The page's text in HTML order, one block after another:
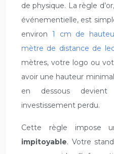
de physique. La règle
événementielle, est
environ 1 cm de
mètre de distance de
mètres, votre logo ou
avoir une hauteur
en dessous
investissement perdu.
Cette règle impose
impitoyable. Votre